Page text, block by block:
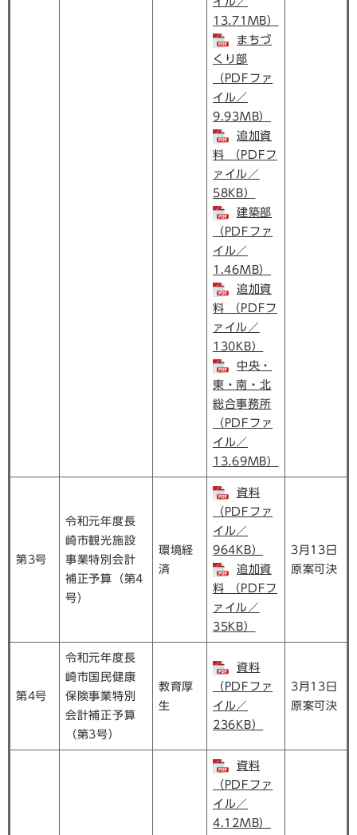
13.71MB）
まちづ
くり部
（PDFファ
イル／
9.93MB）
追加資
料 （PDFフ
ァイル／
58KB）
建築部
（PDFファ
イル／
1.46MB）
追加資
料 （PDFフ
ァイル／
130KB）
中央・
東・南・北
総合事務所
（PDFファ
イル／
13.69MB）
第3号
令和元年度長
崎市観光施設
事業特別会計
補正予算（第4
号）
環境経
済
資料
（PDFファ
イル／
964KB）
追加資
料 （PDFフ
ァイル／
35KB）
3月13日
原案可決
第4号
令和元年度長
崎市国民健康
保険事業特別
会計補正予算
（第3号）
教育厚
生
資料
（PDFファ
イル／
236KB）
3月13日
原案可決
資料
（PDFファ
イル／
4.12MB）